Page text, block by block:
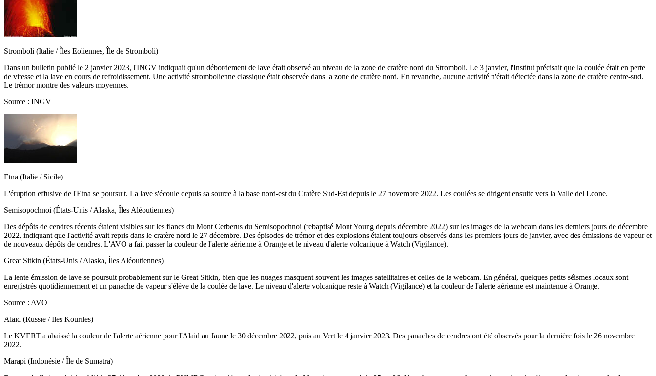
Stromboli (Italie / Îles Eoliennes, Île de Stromboli)
Dans un bulletin publié le 2 janvier 2023, l'INGV indiquait qu'un débordement de lave était observé au niveau de la zone de cratère nord du Stromboli. Le 3 janvier, l'Institut précisait que la coulée était en perte
de vitesse et la lave en cours de refroidissement. Une activité strombolienne classique était observée dans la zone de cratère nord. En revanche, aucune activité n'était détectée dans la zone de cratère centre-sud.
Le trémor montre des valeurs moyennes.
Source : INGV
Etna (Italie / Sicile)
L'éruption effusive de l'Etna se poursuit. La lave s'écoule depuis sa source à la base nord-est du Cratère Sud-Est depuis le 27 novembre 2022. Les coulées se dirigent ensuite vers la Valle del Leone.
Semisopochnoi (États-Unis / Alaska, Îles Aléoutiennes)
Des dépôts de cendres récents étaient visibles sur les flancs du Mont Cerberus du Semisopochnoi (rebaptisé Mont Young depuis décembre 2022) sur les images de la webcam dans les derniers jours de décembre
2022, indiquant que l'activité avait repris dans le cratère nord le 27 décembre. Des épisodes de trémor et des explosions étaient toujours observés dans les premiers jours de janvier, avec des émissions de vapeur et
de nouveaux dépôts de cendres. L'AVO a fait passer la couleur de l'alerte aérienne à Orange et le niveau d'alerte volcanique à Watch (Vigilance).
Great Sitkin (États-Unis / Alaska, Îles Aléoutiennes)
La lente émission de lave se poursuit probablement sur le Great Sitkin, bien que les nuages masquent souvent les images satellitaires et celles de la webcam. En général, quelques petits séismes locaux sont
enregistrés quotidiennement et un panache de vapeur s'élève de la coulée de lave. Le niveau d'alerte volcanique reste à Watch (Vigilance) et la couleur de l'alerte aérienne est maintenue à Orange.
Source : AVO
Alaid (Russie / Iles Kouriles)
Le KVERT a abaissé la couleur de l'alerte aérienne pour l'Alaid au Jaune le 30 décembre 2022, puis au Vert le 4 janvier 2023. Des panaches de cendres ont été observés pour la dernière fois le 26 novembre
2022.
Marapi (Indonésie / Île de Sumatra)